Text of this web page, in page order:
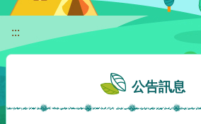
:::
公告訊息